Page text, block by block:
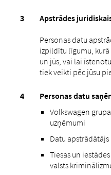
Apstrādes
Personas datu
izpildītu līgumu, kurā
un jūs, vai lai
tiek veikti pēc jūsu
Personas datu
Volkswagen
uzņēmumi
Datu apstrādātājs
Tiesas un
valsts